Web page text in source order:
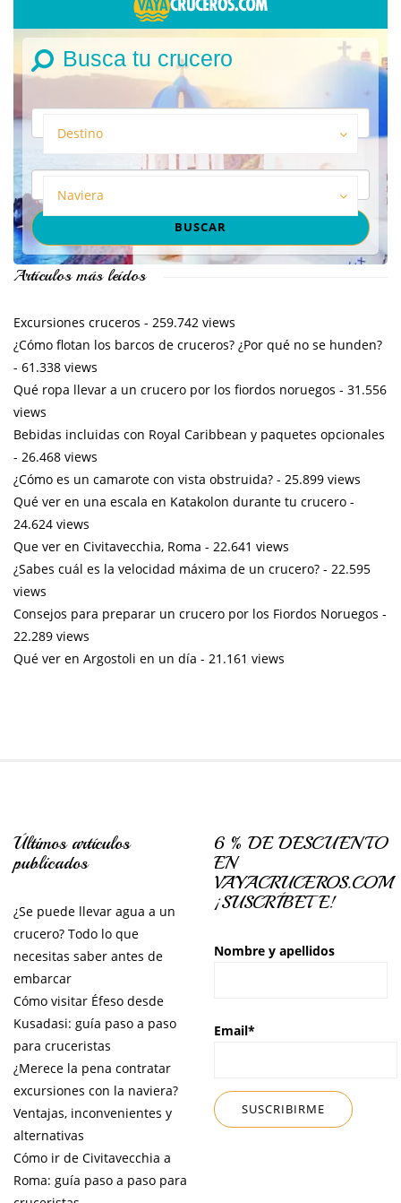
Busca tu crucero
Destino
Naviera
Artículos más leídos
Excursiones cruceros - 259.742 views
¿Cómo flotan los barcos de cruceros? ¿Por qué no se hunden?
- 61.338 views
Qué ropa llevar a un crucero por los fiordos noruegos - 31.556
views
Bebidas incluidas con Royal Caribbean y paquetes opcionales
- 26.468 views
¿Cómo es un camarote con vista obstruida? - 25.899 views
Qué ver en una escala en Katakolon durante tu crucero -
24.624 views
Que ver en Civitavecchia, Roma - 22.641 views
¿Sabes cuál es la velocidad máxima de un crucero? - 22.595
views
Consejos para preparar un crucero por los Fiordos Noruegos -
22.289 views
Qué ver en Argostoli en un día - 21.161 views
Últimos artículos
publicados
¿Se puede llevar agua a un
crucero? Todo lo que
necesitas saber antes de
embarcar
Cómo visitar Éfeso desde
Kusadasi: guía paso a paso
para cruceristas
¿Merece la pena contratar
excursiones con la naviera?
Ventajas, inconvenientes y
alternativas
Cómo ir de Civitavecchia a
Roma: guía paso a paso para
6 % DE DESCUENTO
EN
VAYACRUCEROS.COM
¡SUSCRÍBETE!
Nombre y apellidos
Email*